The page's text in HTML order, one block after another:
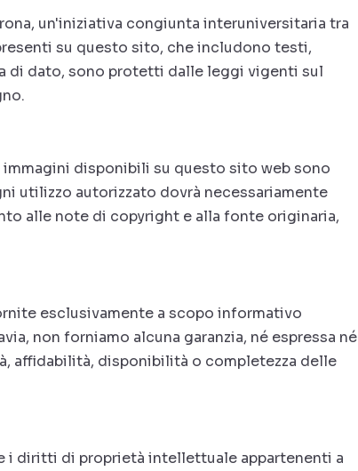
un'iniziativa congiunta interuniversitaria tra
su questo sito, che includono testi,
di dato, sono protetti dalle leggi vigenti sul
disponibili su questo sito web sono
utilizzo autorizzato dovrà necessariamente
alle note di copyright e alla fonte originaria,
esclusivamente a scopo informativo
non forniamo alcuna garanzia, né espressa né
affidabilità, disponibilità o completezza delle
i diritti di proprietà intellettuale appartenenti a